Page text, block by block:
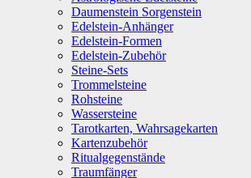
Daumenstein Sorgenstein
Edelstein-Anhänger
Edelstein-Formen
Edelstein-Zubehör
Steine-Sets
Trommelsteine
Rohsteine
Wassersteine
Tarotkarten, Wahrsagekarten
Kartenzubehör
Ritualgegenstände
Traumfänger